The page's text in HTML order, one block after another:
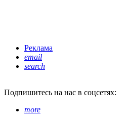
Реклама
email
search
Подпишитесь на нас в соцсетях:
more